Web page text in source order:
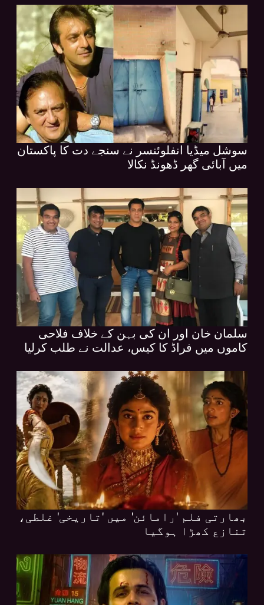
سوشل میڈیا انفلوئنسر نے سنجے دت کا پاکستان
میں آبائی گھر ڈھونڈ نکالا
سلمان خان اور ان کی بہن کے خلاف فلاحی
کاموں میں فراڈ کا کیس، عدالت نے طلب کرلیا
بھارتی فلم 'رامائن' میں 'تاریخی' غلطی،
تنازع کھڑا ہوگیا